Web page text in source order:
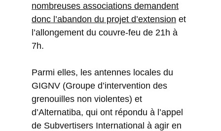
nombreuses associations demandent
donc l’abandon du projet d’extension et
l’allongement du couvre-feu de 21h à
7h.
Parmi elles, les antennes locales du
GIGNV (Groupe d’intervention des
grenouilles non violentes) et
d’Alternatiba, qui ont répondu à l’appel
de Subvertisers International à agir en